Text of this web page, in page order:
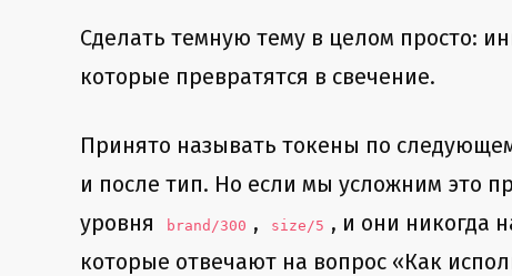
Сделать темную тему в целом просто:
которые превратятся в свечение.
Принято называть токены по
и после тип. Но если мы усложним это
уровня
brand/300 , size/5 , и они никогда
которые отвечают на вопрос «Как